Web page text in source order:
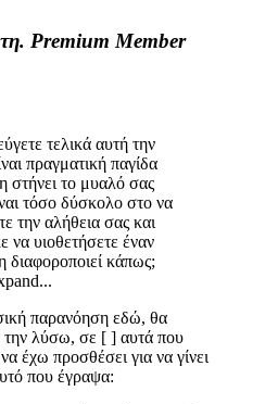
Premium Member
τελικά αυτή την
πραγματική παγίδα
στήνει το μυαλό σας
τόσο δύσκολο στο να
την αλήθεια σας και
να υιοθετήσετε έναν
διαφοροποιεί κάπως;
παρανόηση εδώ, θα
λύσω, σε [ ] αυτά που
έχω προσθέσει για να γίνει
που έγραψα: